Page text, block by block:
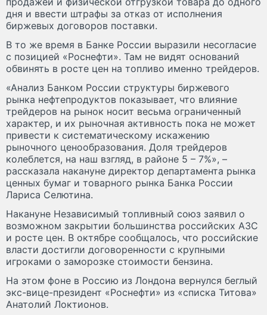
дня и ввести штрафы за отказ от исполнения
биржевых договоров поставки.
В то же время в Банке России выразили несогласие
с позицией «Роснефти». Там не видят оснований
обвинять в росте цен на топливо именно трейдеров.
«Анализ Банком России структуры биржевого
рынка нефтепродуктов показывает, что влияние
трейдеров на рынок носит весьма ограниченный
характер, и их рыночная активность пока не может
привести к систематическому искажению
рыночного ценообразования. Доля трейдеров
колеблется, на наш взгляд, в районе 5 – 7%», –
рассказала накануне директор департамента рынка
ценных бумаг и товарного рынка Банка России
Лариса Селютина.
Накануне Независимый топливный союз заявил о
возможном закрытии большинства российских АЗС
и росте цен. В октябре сообщалось, что российские
власти достигли договоренности с крупными
игроками о заморозке стоимости бензина.
На этом фоне в Россию из Лондона вернулся беглый
экс-вице-президент «Роснефти» из «списка Титова»
Анатолий Локтионов.